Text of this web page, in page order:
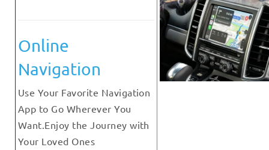
Online
Navigation
Use Your Favorite Navigation
App to Go Wherever You
Want.Enjoy the Journey with
Your Loved Ones